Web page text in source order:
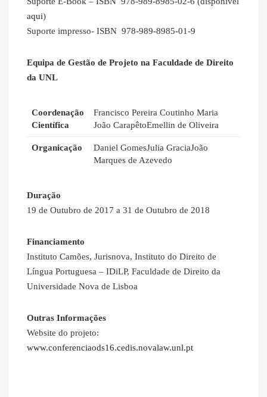
aqui)
Suporte impresso- ISBN 978-989-8985-01-9
Equipa de Gestão de Projeto na Faculdade de Direito
da UNL
Coordenação
Científica
Francisco Pereira Coutinho Maria
João CarapêtoEmellin de Oliveira
Organicação
Daniel GomesJulia GraciaJoão
Marques de Azevedo
Duração
19 de Outubro de 2017 a 31 de Outubro de 2018
Financiamento
Instituto Camões, Jurisnova, Instituto do Direito de
Língua Portuguesa – IDiLP, Faculdade de Direito da
Universidade Nova de Lisboa
Outras Informações
Website do projeto:
www.conferenciaods16.cedis.novalaw.unl.pt